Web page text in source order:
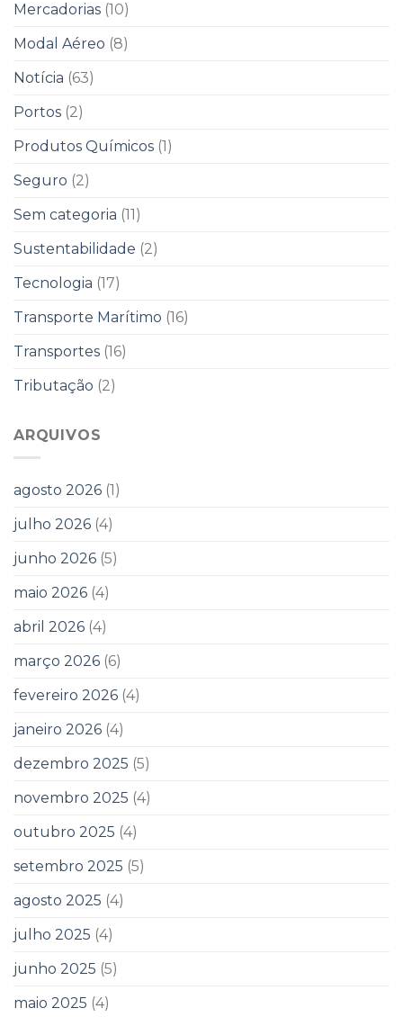
Mercadorias (10)
Modal Aéreo (8)
Notícia (63)
Portos (2)
Produtos Químicos (1)
Seguro (2)
Sem categoria (11)
Sustentabilidade (2)
Tecnologia (17)
Transporte Marítimo (16)
Transportes (16)
Tributação (2)
ARQUIVOS
agosto 2026 (1)
julho 2026 (4)
junho 2026 (5)
maio 2026 (4)
abril 2026 (4)
março 2026 (6)
fevereiro 2026 (4)
janeiro 2026 (4)
dezembro 2025 (5)
novembro 2025 (4)
outubro 2025 (4)
setembro 2025 (5)
agosto 2025 (4)
julho 2025 (4)
junho 2025 (5)
maio 2025 (4)